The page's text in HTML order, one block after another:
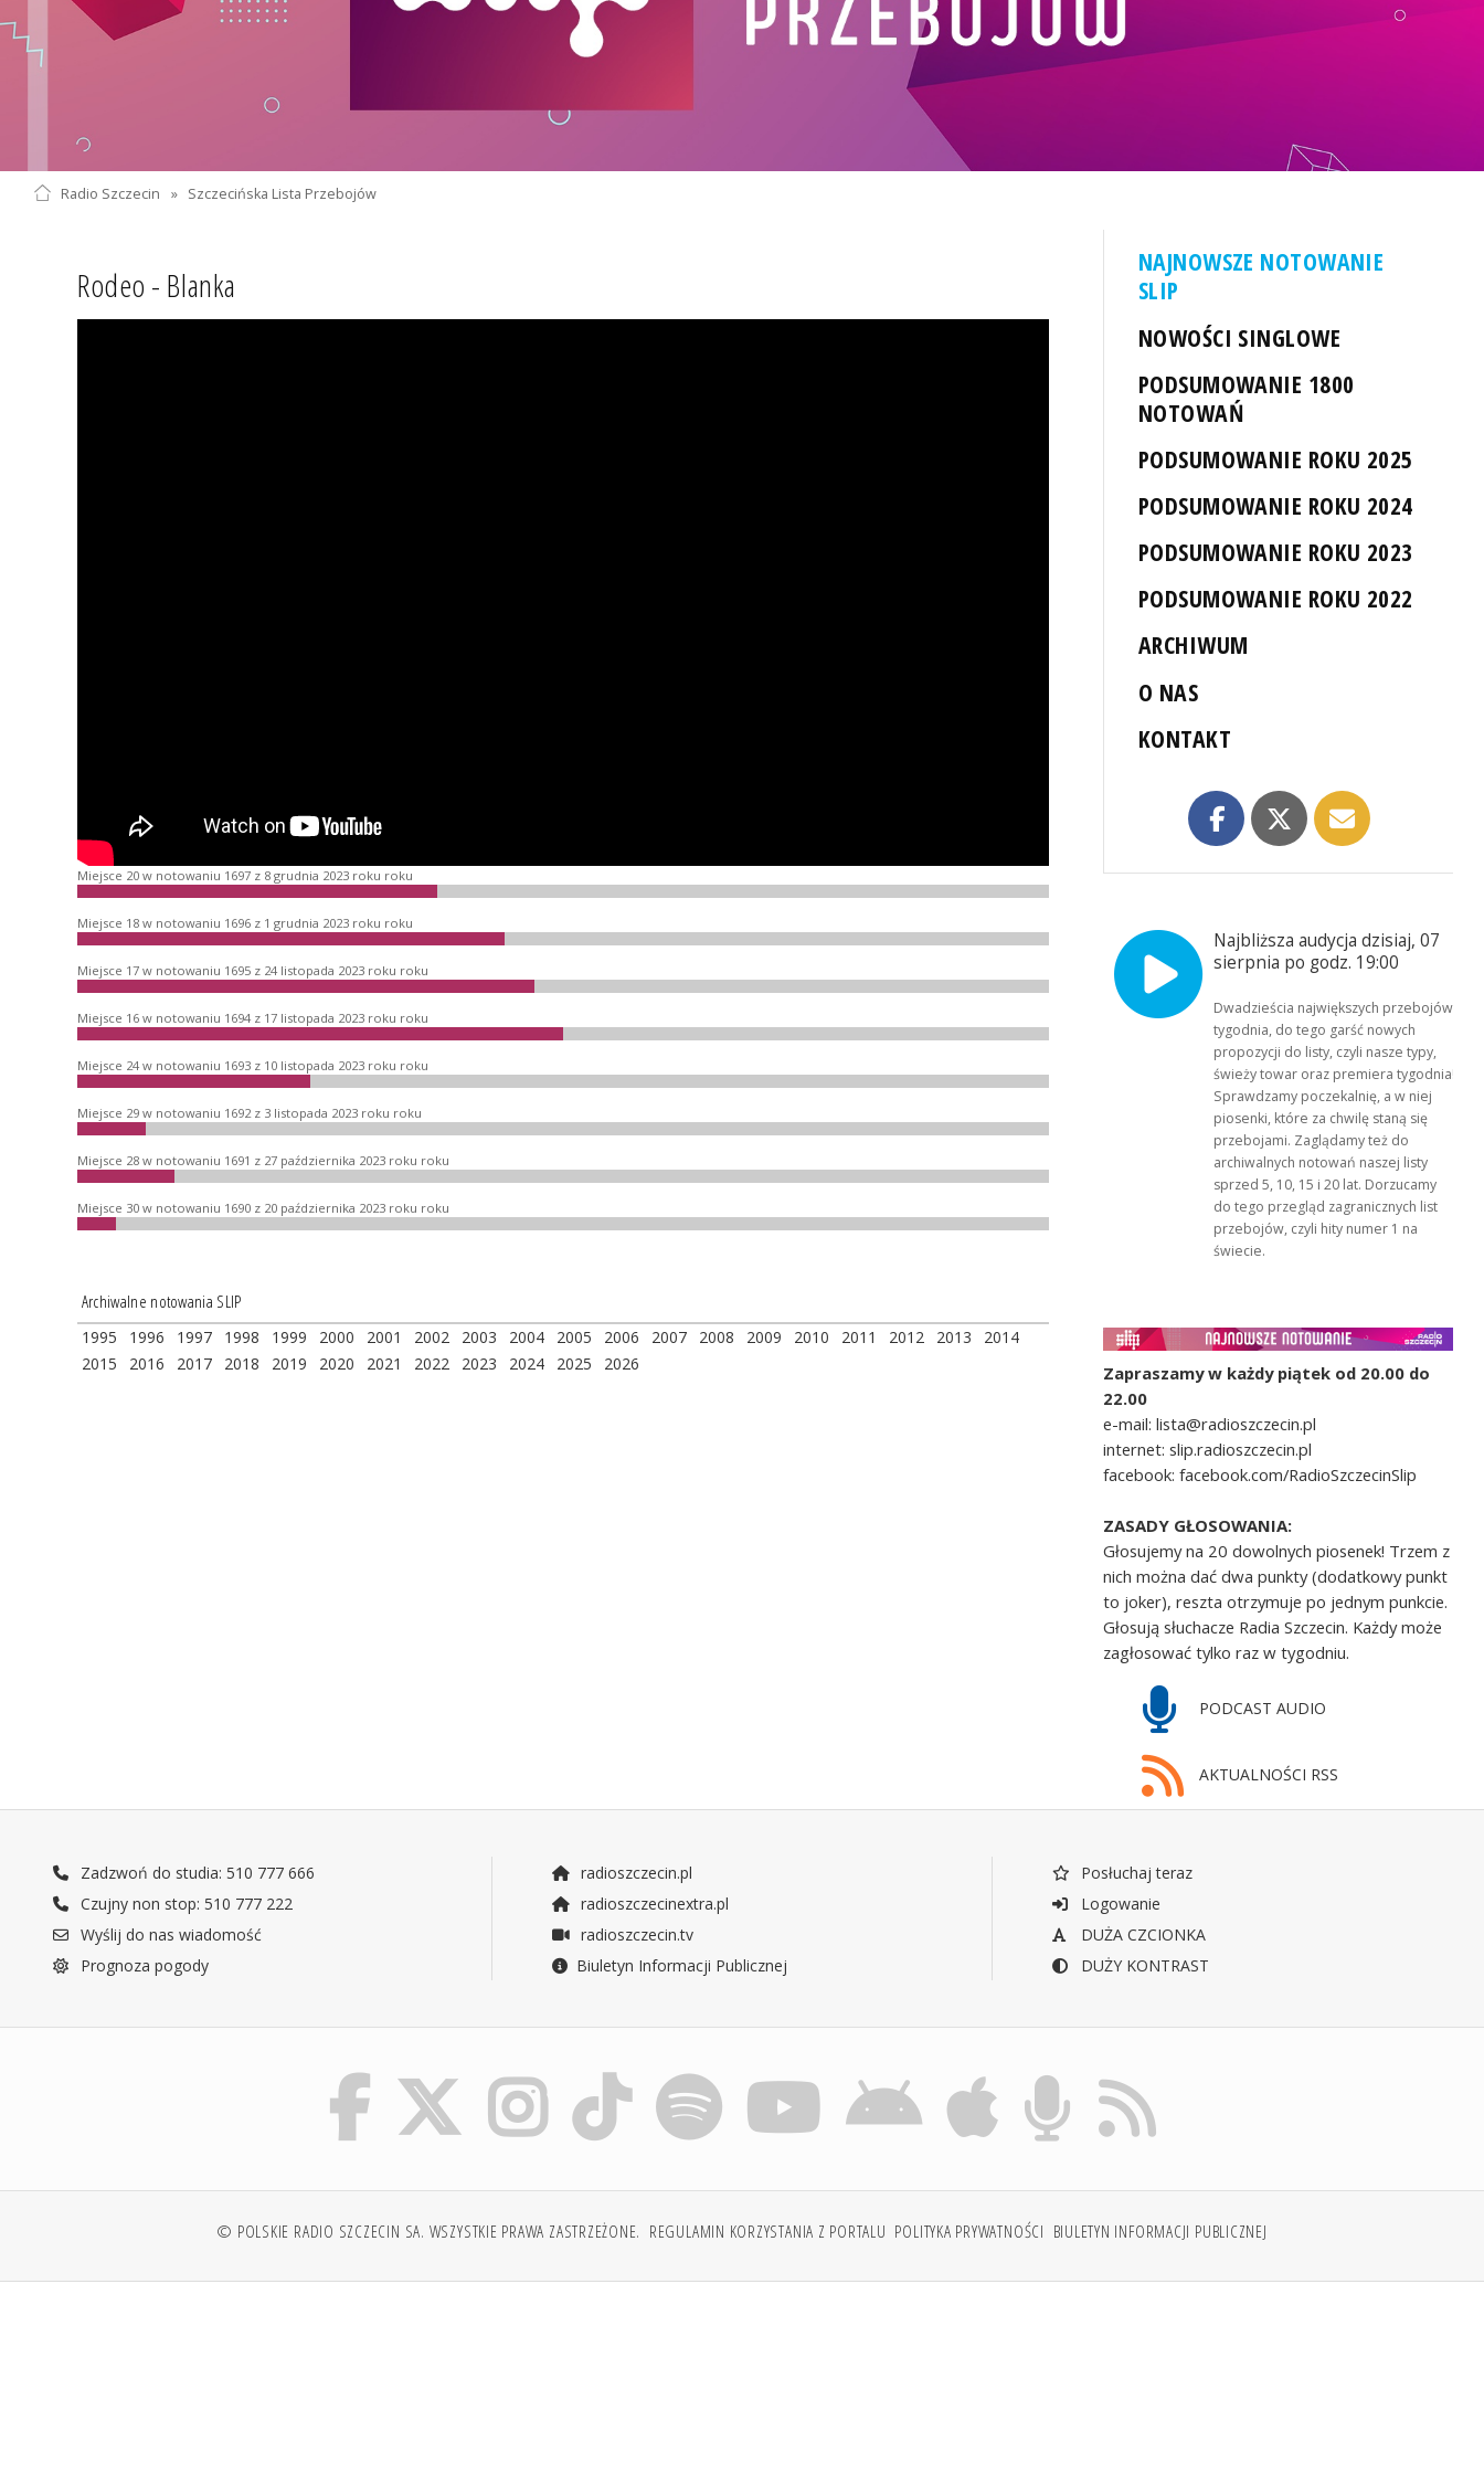
Radio Szczecin » Szczecińska Lista Przebojów
Rodeo - Blanka
Miejsce 20 w notowaniu 1697 z 8 grudnia 2023 roku roku
Miejsce 18 w notowaniu 1696 z 1 grudnia 2023 roku roku
Miejsce 17 w notowaniu 1695 z 24 listopada 2023 roku roku
Miejsce 16 w notowaniu 1694 z 17 listopada 2023 roku roku
Miejsce 24 w notowaniu 1693 z 10 listopada 2023 roku roku
Miejsce 29 w notowaniu 1692 z 3 listopada 2023 roku roku
Miejsce 28 w notowaniu 1691 z 27 października 2023 roku roku
Miejsce 30 w notowaniu 1690 z 20 października 2023 roku roku
Archiwalne notowania SLIP
1995 1996 1997 1998 1999 2000 2001 2002 2003 2004 2005 2006 2007 2008 2009 2010 2011 2012 2013
2014
2015
2016 2017 2018 2019 2020 2021 2022 2023 2024 2025 2026
NAJNOWSZE NOTOWANIE
SLIP
NOWOŚCI SINGLOWE
PODSUMOWANIE 1800
NOTOWAŃ
PODSUMOWANIE ROKU 2025
PODSUMOWANIE ROKU 2024
PODSUMOWANIE ROKU 2023
PODSUMOWANIE ROKU 2022
ARCHIWUM
O NAS
KONTAKT
Najbliższa audycja dzisiaj, 07
sierpnia po godz. 19:00
Dwadzieścia największych przebojów
tygodnia, do tego garść nowych
propozycji do listy, czyli nasze typy,
świeży towar oraz premiera tygodnia!
Sprawdzamy poczekalnię, a w niej
piosenki, które za chwilę staną się
przebojami. Zaglądamy też do
archiwalnych notowań naszej listy
sprzed 5, 10, 15 i 20 lat. Dorzucamy
do tego przegląd zagranicznych list
przebojów, czyli hity numer 1 na
świecie.
Zapraszamy w każdy piątek od 20.00 do
22.00
e-mail: lista@radioszczecin.pl
internet: slip.radioszczecin.pl
facebook: facebook.com/RadioSzczecinSlip
ZASADY GŁOSOWANIA:
Głosujemy na 20 dowolnych piosenek! Trzem z
nich można dać dwa punkty (dodatkowy punkt
to joker), reszta otrzymuje po jednym punkcie.
Głosują słuchacze Radia Szczecin. Każdy może
zagłosować tylko raz w tygodniu.
PODCAST AUDIO
AKTUALNOŚCI RSS
Zadzwoń do studia: 510 777 666
Czujny non stop: 510 777 222
Wyślij do nas wiadomość
Prognoza pogody
radioszczecin.pl
radioszczecinextra.pl
radioszczecin.tv
Biuletyn Informacji Publicznej
Posłuchaj teraz
Logowanie
DUŻA CZCIONKA
DUŻY KONTRAST
© POLSKIE RADIO SZCZECIN SA. WSZYSTKIE PRAWA ZASTRZEŻONE. REGULAMIN KORZYSTANIA Z PORTALU POLITYKA PRYWATNOŚCI BIULETYN INFORMACJI PUBLICZNEJ